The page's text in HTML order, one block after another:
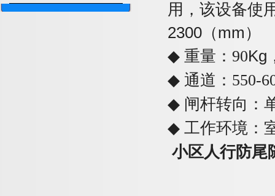
闸机
用，该设备使
2300 （mm ）
◆ 重量： 90Kg
◆ 通道 ： 550-
◆ 闸杆转向：
◆ 工作环境：
小区人行防尾